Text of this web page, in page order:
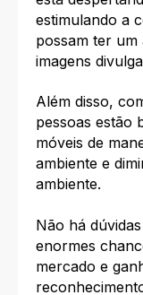
estimulando a
possam ter um
imagens
Além disso,
pessoas estão
móveis de
ambiente e
ambiente.
Não há
enormes
mercado e